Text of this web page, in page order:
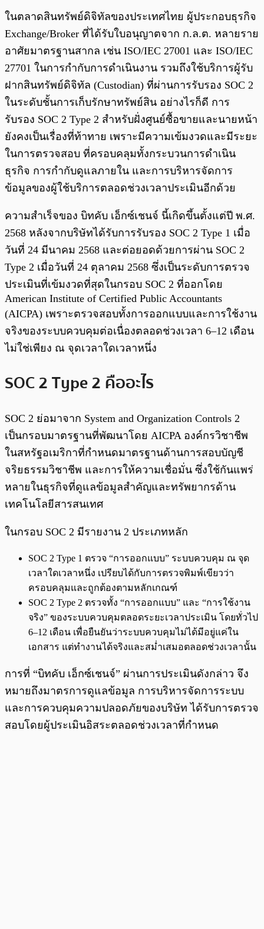
ในตลาดสินทรัพย์ดิจิทัลของประเทศไทย ผู้ประกอบธุรกิจ
Exchange/Broker ที่ได้รับใบอนุญาตจาก ก.ล.ต. หลายราย
อาศัยมาตรฐานสากล เช่น ISO/IEC 27001 และ ISO/IEC
27701 ในการกำกับการดำเนินงาน รวมถึงใช้บริการผู้รับ
ฝากสินทรัพย์ดิจิทัล (Custodian) ที่ผ่านการรับรอง SOC 2
ในระดับชั้นการเก็บรักษาทรัพย์สิน อย่างไรก็ดี การ
รับรอง SOC 2 Type 2 สำหรับฝั่งศูนย์ซื้อขายและนายหน้า
ยังคงเป็นเรื่องที่ท้าทาย เพราะมีความเข้มงวดและมีระยะ
ในการตรวจสอบ ที่ครอบคลุมทั้งกระบวนการดำเนิน
ธุรกิจ การกำกับดูแลภายใน และการบริหารจัดการ
ข้อมูลของผู้ใช้บริการตลอดช่วงเวลาประเมินอีกด้วย
ความสำเร็จของ บิทคับ เอ็กซ์เชนจ์ นี้เกิดขึ้นตั้งแต่ปี พ.ศ.
2568 หลังจากบริษัทได้รับการรับรอง SOC 2 Type 1 เมื่อ
วันที่ 24 มีนาคม 2568 และต่อยอดด้วยการผ่าน SOC 2
Type 2 เมื่อวันที่ 24 ตุลาคม 2568 ซึ่งเป็นระดับการตรวจ
ประเมินที่เข้มงวดที่สุดในกรอบ SOC 2 ที่ออกโดย
American Institute of Certified Public Accountants
(AICPA) เพราะตรวจสอบทั้งการออกแบบและการใช้งาน
จริงของระบบควบคุมต่อเนื่องตลอดช่วงเวลา 6–12 เดือน
ไม่ใช่เพียง ณ จุดเวลาใดเวลาหนึ่ง
SOC 2 Type 2 คืออะไร
SOC 2 ย่อมาจาก System and Organization Controls 2
เป็นกรอบมาตรฐานที่พัฒนาโดย AICPA องค์กรวิชาชีพ
ในสหรัฐอเมริกาที่กำหนดมาตรฐานด้านการสอบบัญชี
จริยธรรมวิชาชีพ และการให้ความเชื่อมั่น ซึ่งใช้กันแพร่
หลายในธุรกิจที่ดูแลข้อมูลสำคัญและทรัพยากรด้าน
เทคโนโลยีสารสนเทศ
ในกรอบ SOC 2 มีรายงาน 2 ประเภทหลัก
SOC 2 Type 1 ตรวจ “การออกแบบ” ระบบควบคุม ณ จุด
เวลาใดเวลาหนึ่ง เปรียบได้กับการตรวจพิมพ์เขียวว่า
ครอบคลุมและถูกต้องตามหลักเกณฑ์
SOC 2 Type 2 ตรวจทั้ง “การออกแบบ” และ “การใช้งาน
จริง” ของระบบควบคุมตลอดระยะเวลาประเมิน โดยทั่วไป
6–12 เดือน เพื่อยืนยันว่าระบบควบคุมไม่ได้มีอยู่แค่ใน
เอกสาร แต่ทำงานได้จริงและสม่ำเสมอตลอดช่วงเวลานั้น
การที่ “บิทคับ เอ็กซ์เชนจ์” ผ่านการประเมินดังกล่าว จึง
หมายถึงมาตรการดูแลข้อมูล การบริหารจัดการระบบ
และการควบคุมความปลอดภัยของบริษัท ได้รับการตรวจ
สอบโดยผู้ประเมินอิสระตลอดช่วงเวลาที่กำหนด